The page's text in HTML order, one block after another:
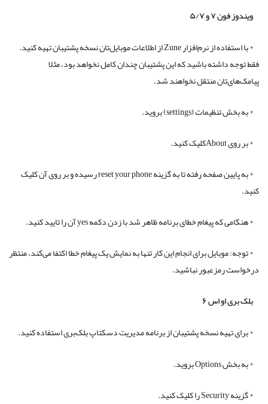
ویندوز فون ۷ و ۵/۷
* با استفاده از نرم‌افزار Zune از اطلاعات موبایل‌تان نسخه پشتیبان تهیه کنید.
فقط توجه داشته باشید که این پشتیبان چندان کامل نخواهد بود، مثلا
پیامک‌های‌تان منتقل نخواهند شد.
* به بخش تنظیمات (settings) بروید.
* بر روی Aboutکلیک کنید.
* به پایین صفحه رفته تا به گزینه reset your phone رسیده و بر روی آن کلیک
کنید.
* هنگامی که پیغام خطای برنامه ظاهر شد با زدن دکمه yes آن را تایید کنید.
* توجه: موبایل برای انجام این کار تنها به نمایش یک پیغام خطا اکتفا می‌کند، منتظر
درخواست رمزعبور نباشید.
بلک بری او اس ۶
* برای تهیه نسخه پشتیبان از برنامه مدیریت دسکتاپ بلک‌بری استفاده کنید.
* به بخش Options بروید.
* گزینه Security را کلیک کنید.